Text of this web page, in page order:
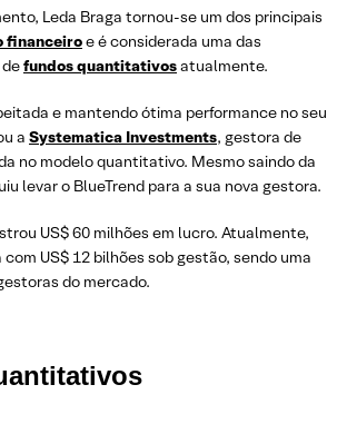
Leda Braga tornou-se um dos principais
financeiroe é considerada uma das
fundos quantitativosatualmente.
e mantendo ótima performance no seu
a Systematica Investments, gestora de
no modelo quantitativo. Mesmo saindo da
levar o BlueTrend para a sua nova gestora.
US$ 60 milhões em lucro. Atualmente,
US$ 12 bilhões sob gestão, sendo uma
do mercado.